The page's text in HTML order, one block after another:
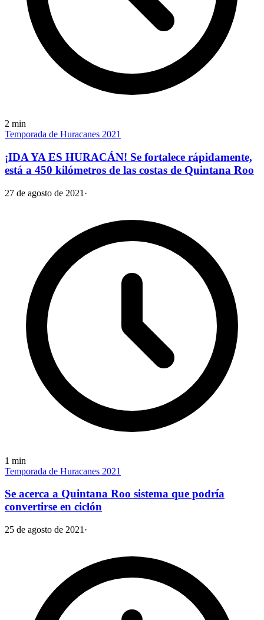
2 min
Temporada de Huracanes 2021
¡IDA YA ES HURACÁN! Se fortalece rápidamente,
está a 450 kilómetros de las costas de Quintana Roo
27 de agosto de 2021 ·
1 min
Temporada de Huracanes 2021
Se acerca a Quintana Roo sistema que podría
convertirse en ciclón
25 de agosto de 2021 ·